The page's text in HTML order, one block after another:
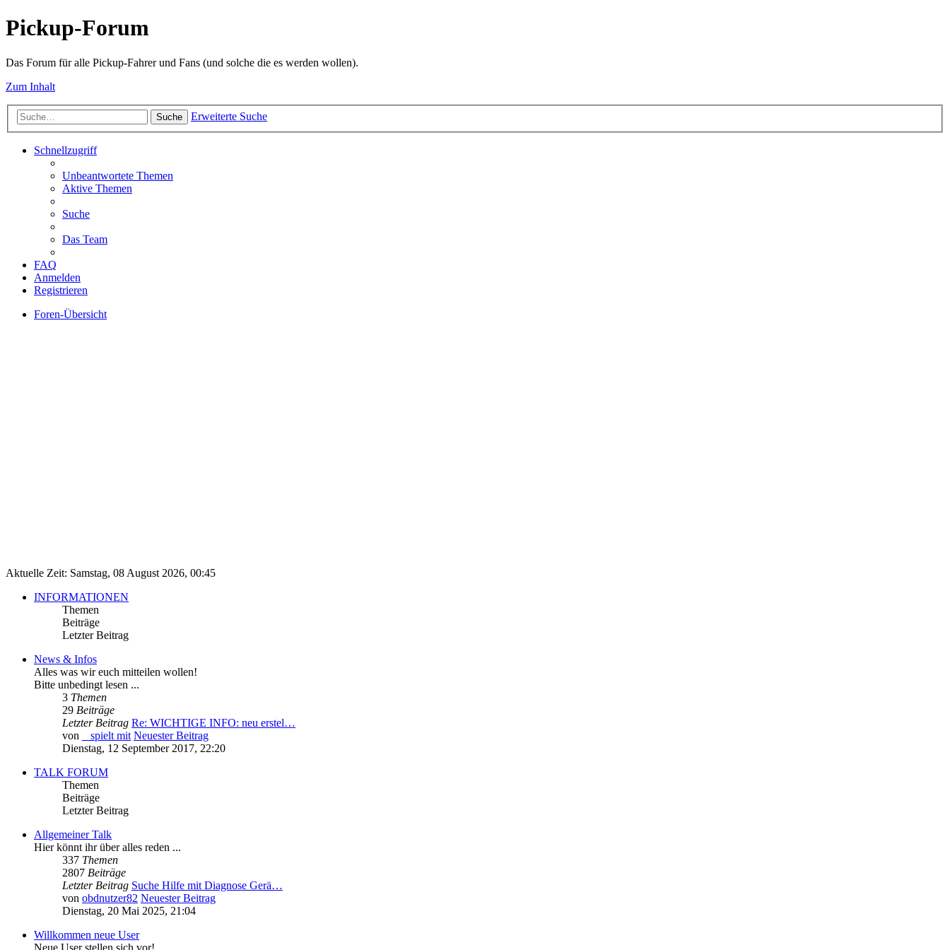
Pickup-Forum
Das Forum für alle Pickup-Fahrer und Fans (und solche die es werden wollen).
Zum Inhalt
Suche Erweiterte Suche
Schnellzugriff
Unbeantwortete Themen
Aktive Themen
Suche
Das Team
FAQ
Anmelden
Registrieren
Foren-Übersicht
Aktuelle Zeit: Samstag, 08 August 2026, 00:45
INFORMATIONEN
Themen
Beiträge
Letzter Beitrag
News & Infos
Alles was wir euch mitteilen wollen!
Bitte unbedingt lesen ...
3 Themen
29 Beiträge
Letzter Beitrag Re: WICHTIGE INFO: neu erstel…
von
_ spielt mit Neuester Beitrag
Dienstag, 12 September 2017, 22:20
TALK FORUM
Themen
Beiträge
Letzter Beitrag
Allgemeiner Talk
Hier könnt ihr über alles reden ...
337 Themen
2807 Beiträge
Letzter Beitrag Suche Hilfe mit Diagnose Gerä…
von obdnutzer82 Neuester Beitrag
Dienstag, 20 Mai 2025, 21:04
Willkommen neue User